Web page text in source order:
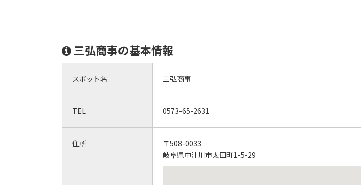
三弘商事の基本情報
スポット名 三弘商事
TEL 0573-65-2631
住所
〒508-0033
岐阜県中津川市太田町1-5-29